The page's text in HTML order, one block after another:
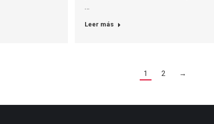
…
Leer más
1 2 →